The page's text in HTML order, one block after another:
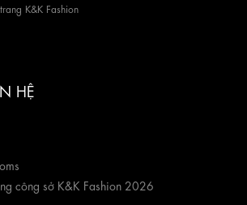
K&K Fashion
HỆ
công sở K&K Fashion 2026